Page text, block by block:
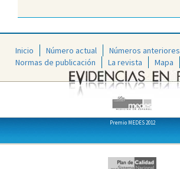
Inicio Número actual
Números anteriores
Normas de publicación
La revista Mapa
Premio MEDES 2012